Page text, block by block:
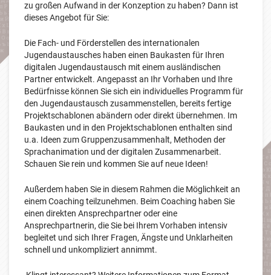
zu großen Aufwand in der Konzeption zu haben? Dann ist
dieses Angebot für Sie:
Die Fach- und Förderstellen des internationalen
Jugendaustausches haben einen Baukasten für Ihren
digitalen Jugendaustausch mit einem ausländischen
Partner entwickelt. Angepasst an Ihr Vorhaben und Ihre
Bedürfnisse können Sie sich ein individuelles Programm für
den Jugendaustausch zusammenstellen, bereits fertige
Projektschablonen abändern oder direkt übernehmen. Im
Baukasten und in den Projektschablonen enthalten sind
u.a. Ideen zum Gruppenzusammenhalt, Methoden der
Sprachanimation und der digitalen Zusammenarbeit.
Schauen Sie rein und kommen Sie auf neue Ideen!
Außerdem haben Sie in diesem Rahmen die Möglichkeit an
einem Coaching teilzunehmen. Beim Coaching haben Sie
einen direkten Ansprechpartner oder eine
Ansprechpartnerin, die Sie bei Ihrem Vorhaben intensiv
begleitet und sich Ihrer Fragen, Ängste und Unklarheiten
schnell und unkompliziert annimmt.